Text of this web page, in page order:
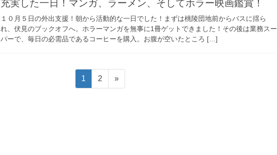
充実した一日！マンガ、ラーメン、そしてホラー映画鑑賞！
１０月５日の外出支援！朝から活動的な一日でした！まずは桃陵団地前からバスに揺ら
れ、伏見のブックオフへ。ホラーマンガを無事に1冊ゲットできました！その後は業務スー
パーで、毎日の必需品であるコーヒーを購入。お腹が空いたところ […]
固
定
1
固
定
2 »